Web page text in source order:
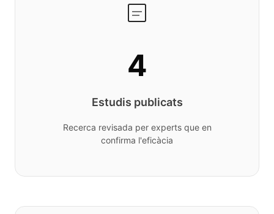
4
Estudis publicats
Recerca revisada per experts que en
confirma l'eficàcia